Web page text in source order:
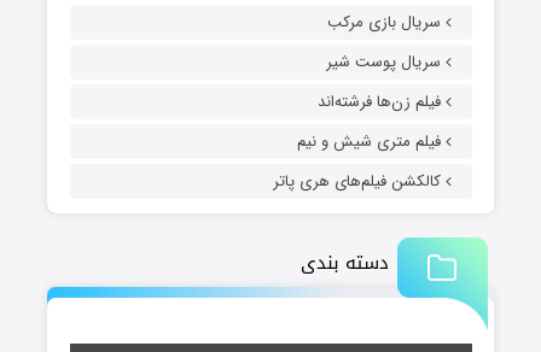
سریال بازی مرکب
سریال پوست شیر
فیلم زن‌ها فرشته‌اند
فیلم متری شیش و نیم
کالکشن فیلم‌های هری پاتر
دسته بندی